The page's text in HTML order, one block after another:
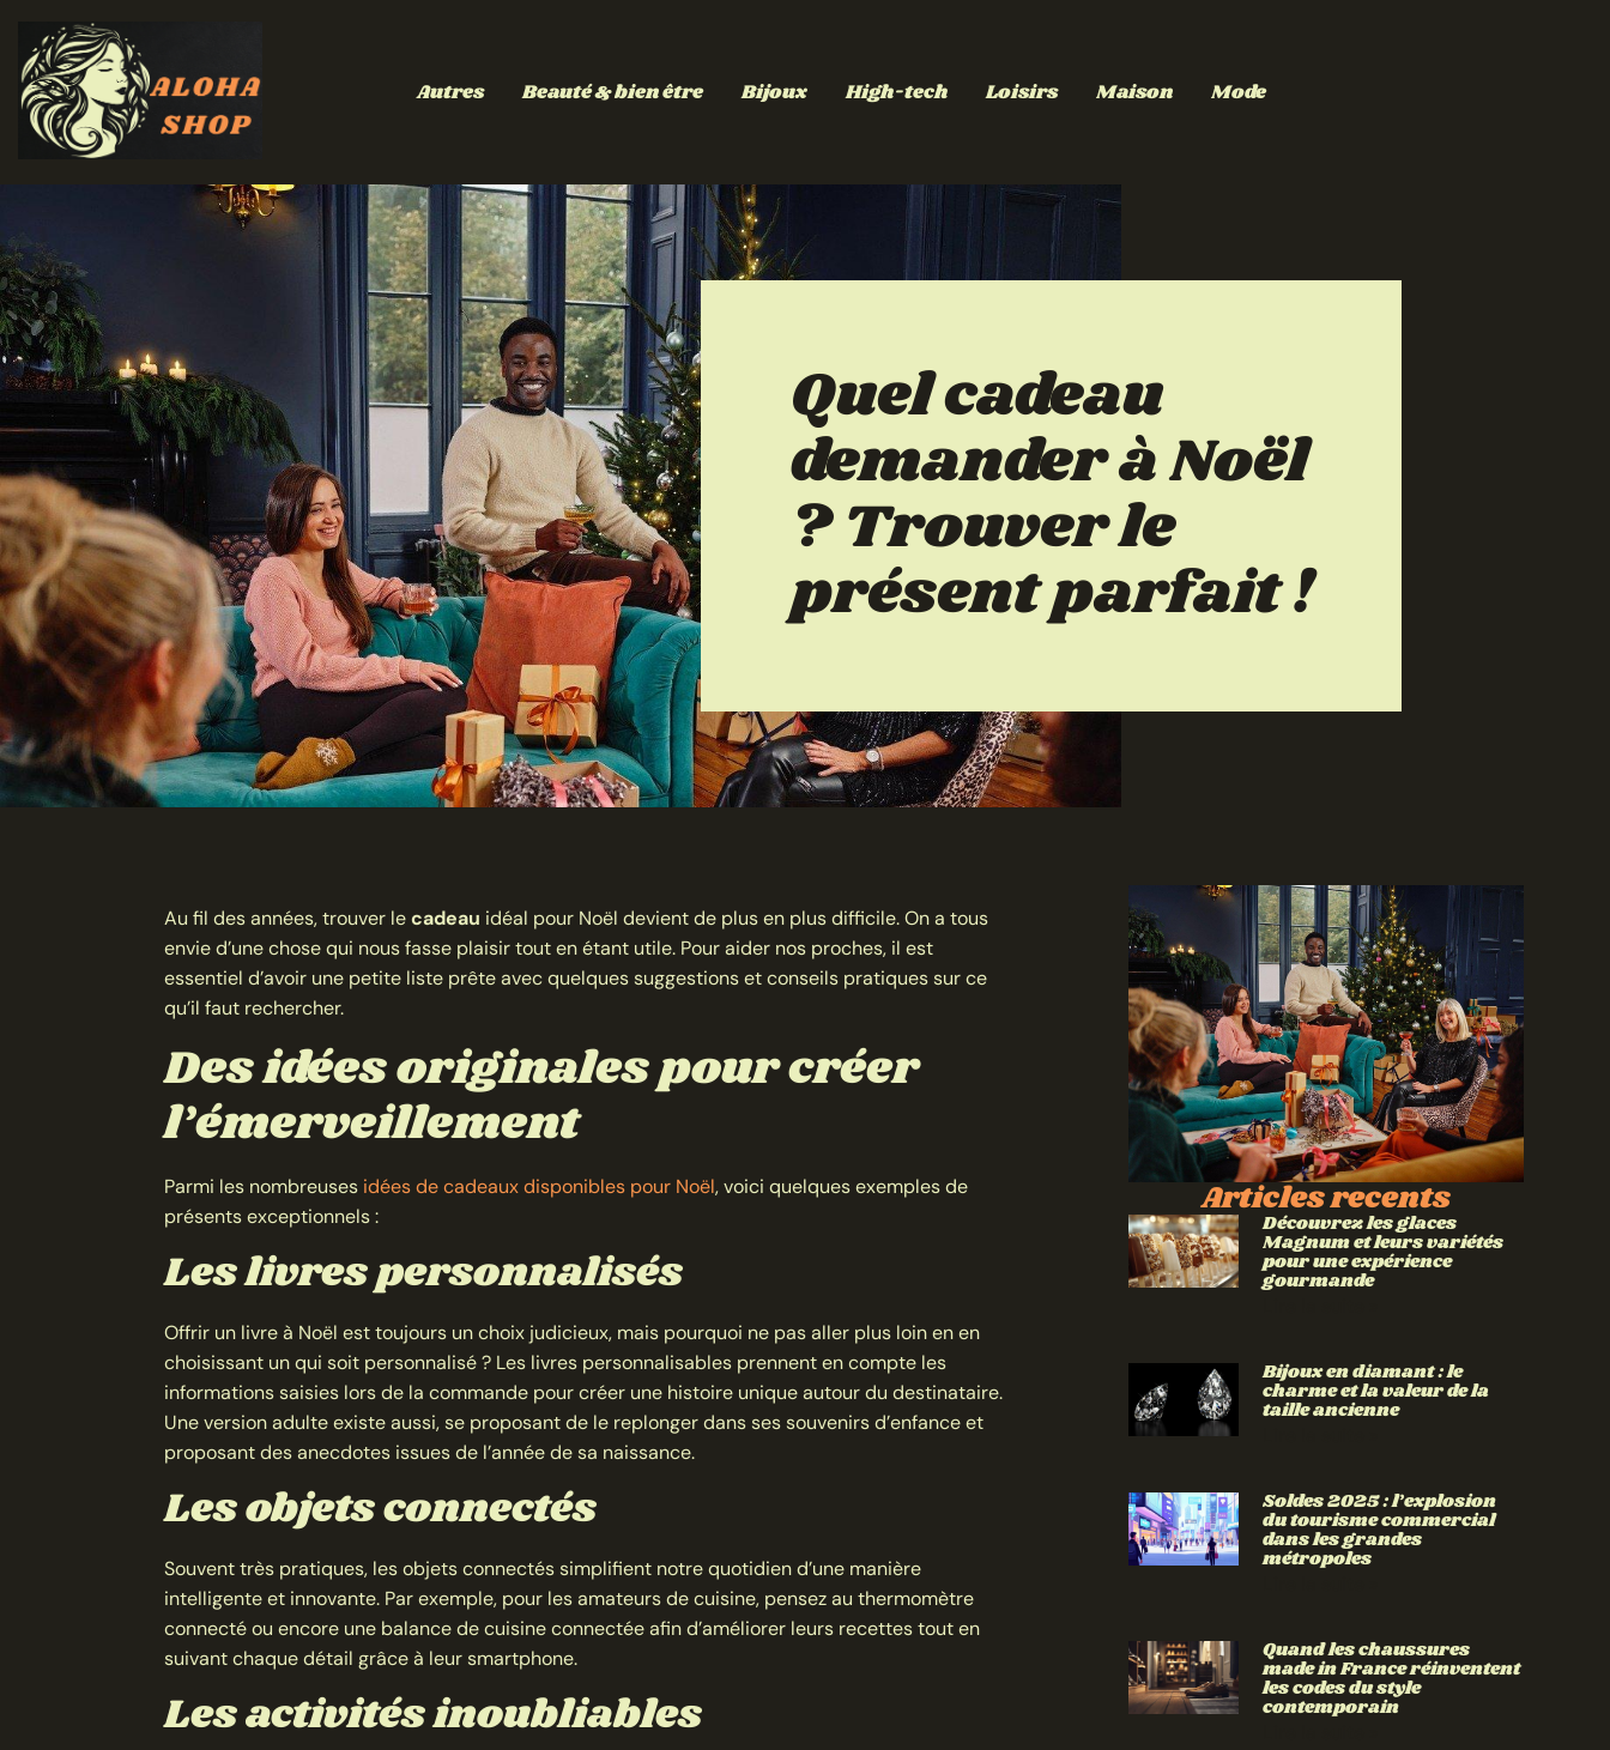
Autres Beauté & bien être Bijoux High-tech Loisirs Maison Mode
Quel cadeau
demander à Noël
? Trouver le
présent parfait !
Au fil des années, trouver lecadeau idéal pour Noël devient de plus en plus difficile. On a tous
envie d’une chose qui nous fasse plaisir tout en étant utile. Pour aider nos proches, il est
essentiel d’avoir une petite liste prête avec quelques suggestions et conseils pratiques sur ce
qu’il faut rechercher.
Des idées originales pour créer
l’émerveillement
Parmi les nombreuses idées de cadeaux disponibles pour Noël, voici quelques exemples de
présents exceptionnels :
Les livres personnalisés
Offrir un livre à Noël est toujours un choix judicieux, mais pourquoi ne pas aller plus loin en en
choisissant un qui soit personnalisé ? Les livres personnalisables prennent en compte les
informations saisies lors de la commande pour créer une histoire unique autour du destinataire.
Une version adulte existe aussi, se proposant de le replonger dans ses souvenirs d’enfance et
proposant des anecdotes issues de l’année de sa naissance.
Les objets connectés
Souvent très pratiques, les objets connectés simplifient notre quotidien d’une manière
intelligente et innovante. Par exemple, pour les amateurs de cuisine, pensez au thermomètre
connecté ou encore une balance de cuisine connectée afin d’améliorer leurs recettes tout en
suivant chaque détail grâce à leur smartphone.
Les activités inoubliables
Articles recents
Découvrez les glaces
Magnum et leurs variétés
pour une expérience
gourmande
Bijoux en diamant : le
charme et la valeur de la
taille ancienne
Soldes 2025 : l’explosion
du tourisme commercial
dans les grandes
métropoles
Quand les chaussures
made in France réinventent
les codes du style
contemporain